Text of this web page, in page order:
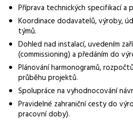
Normalizovaná profese
projektový manažer
Obor / skupina
výroba
Lokalita nabídky
Teplice
Zaměstnavatel / agentura
Grafton Recruitment s.r.o.
Příprava technických specifikací a
Koordinace dodavatelů, výroby,
týmů.
Dohled nad instalací, uvedením
(commissioning) a předáním do
Plánování harmonogramů,
průběhu projektů.
Spolupráce na vyhodnocování
Pravidelné zahraniční cesty do
pracovní doby).